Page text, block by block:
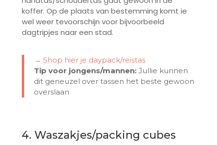
koffer. Op de plaats van bestemming komt ie
wel weer tevoorschijn voor bijvoorbeeld
dagtripjes naar een stad.
→ Shop hier je daypack/reistas
Tip voor jongens/mannen:Jullie kunnen
dit geneuzel over tassen het beste gewoon
overslaan
4. Waszakjes/packing cubes